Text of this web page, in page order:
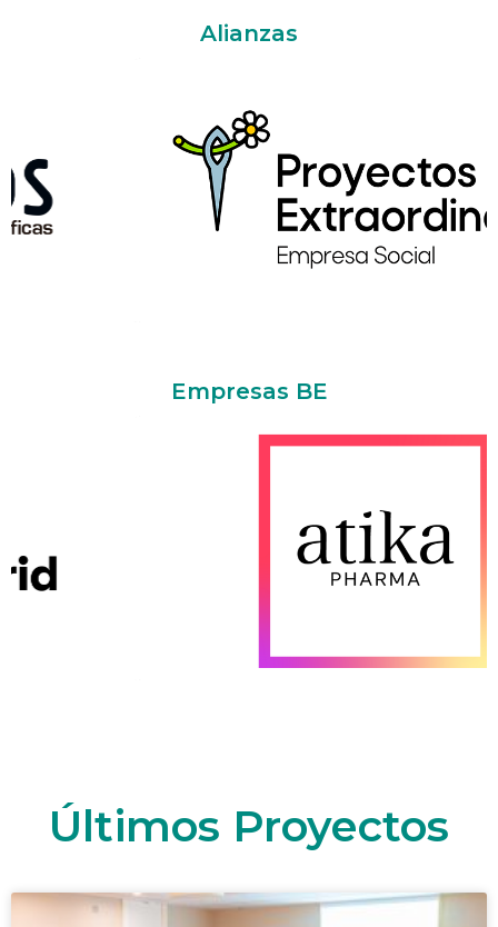
Más de 50 servicios diseñados
VER SERVICIOS
Alianzas
Empresas BE
Últimos Proyectos